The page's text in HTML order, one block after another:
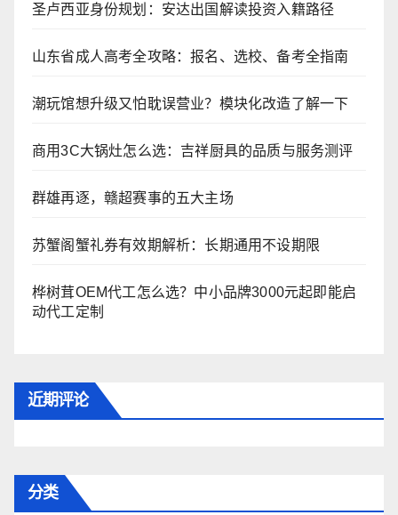
圣卢西亚身份规划：安达出国解读投资入籍路径
山东省成人高考全攻略：报名、选校、备考全指南
潮玩馆想升级又怕耽误营业？模块化改造了解一下
商用3C大锅灶怎么选：吉祥厨具的品质与服务测评
群雄再逐，赣超赛事的五大主场
苏蟹阁蟹礼券有效期解析：长期通用不设期限
桦树茸OEM代工怎么选？中小品牌3000元起即能启
动代工定制
近期评论
分类